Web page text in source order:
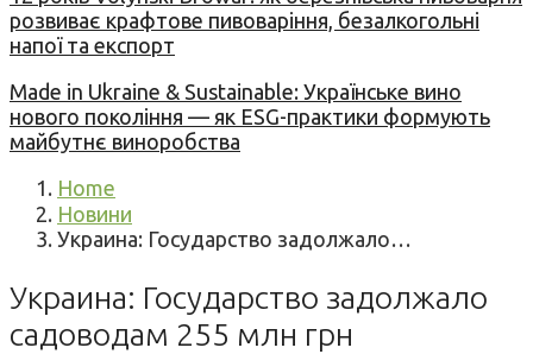
розвиває крафтове пивоваріння, безалкогольні
напої та експорт
Made in Ukraine & Sustainable: Українське вино
нового покоління — як ESG-практики формують
майбутнє виноробства
Home
Новини
Украина: Государство задолжало…
Украина: Государство задолжало
садоводам 255 млн грн